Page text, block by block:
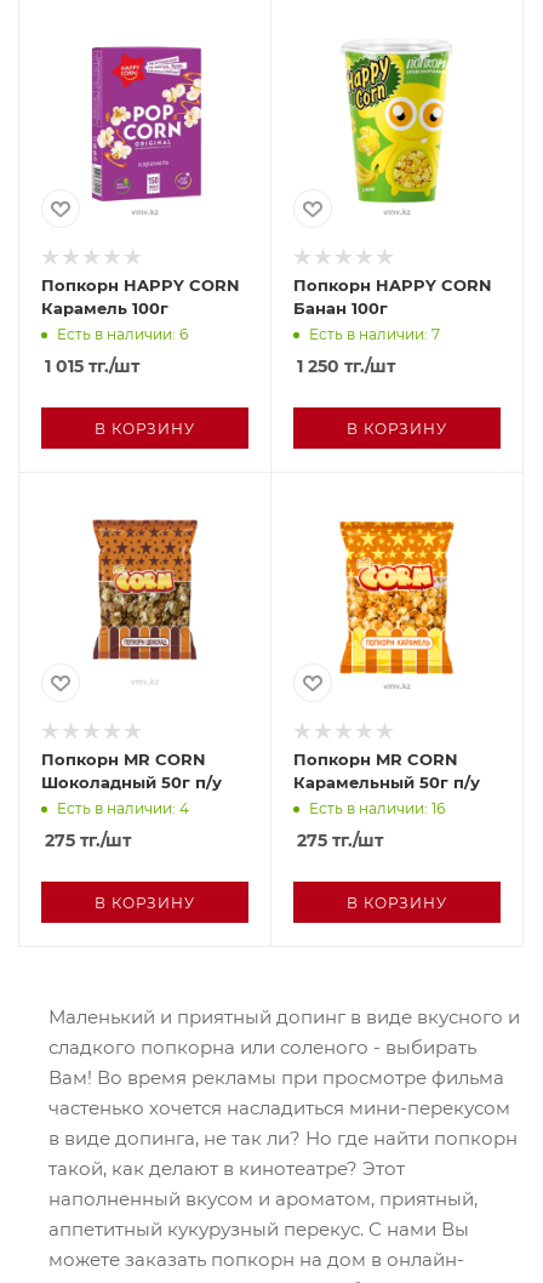
Попкорн HAPPY CORN
Карамель 100г
Есть в наличии: 6
1 015 тг./шт
В КОРЗИНУ
Попкорн HAPPY CORN
Банан 100г
Есть в наличии: 7
1 250 тг./шт
В КОРЗИНУ
Попкорн MR CORN
Шоколадный 50г п/у
Есть в наличии: 4
275 тг./шт
В КОРЗИНУ
Попкорн MR CORN
Карамельный 50г п/у
Есть в наличии: 16
275 тг./шт
В КОРЗИНУ
Маленький и приятный допинг в виде вкусного и
сладкого попкорна или соленого - выбирать
Вам! Во время рекламы при просмотре фильма
частенько хочется насладиться мини-перекусом
в виде допинга, не так ли? Но где найти попкорн
такой, как делают в кинотеатре? Этот
наполненный вкусом и ароматом, приятный,
аппетитный кукурузный перекус. С нами Вы
можете заказать попкорн на дом в онлайн-